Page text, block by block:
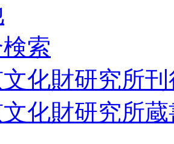
索
化財研究所
化財研究所